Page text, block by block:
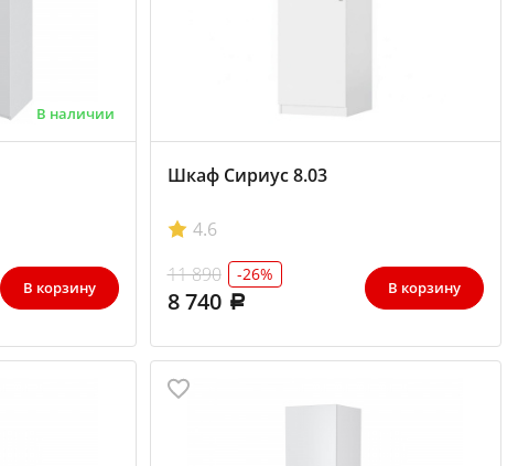
В наличии
В корзину
Шкаф Сириус 8.03
4.6
11 890
-26%
8 740 В корзину